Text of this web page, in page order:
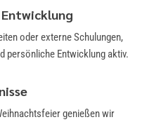
oder externe Schulungen,
persönliche Entwicklung aktiv.
genießen wir